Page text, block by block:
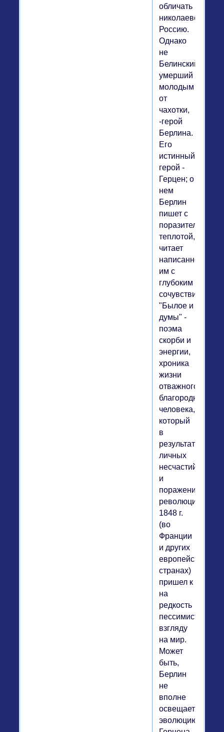
обличать
николаевскую
Россию.
Однако
не
Белинский,
умерший
молодым
от
чахотки,
-герой
Берлина.
Его
истинный
герой -
Герцен; о
нем
Берлин
пишет с
поразительной
теплотой,
читает
написанное
им с
глубоким
сочувствием.
"Былое и
думы" -
поэма
скорби и
энергии,
хроника
жизни
отважного,
благородного
человека,
который
в
результате
личных
несчастий
и
поражения
революций
1848 г.
(во
Франции
и других
европейских
странах)
пришел к
на
редкость
взгляду
на мир.
Может
быть,
Берлин
не
вполне
освещает
эволюцию